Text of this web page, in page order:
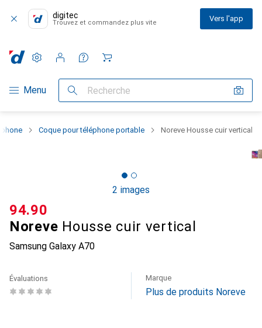
digitec
Trouvez et commandez plus vite Vers l'app
Navigation par catégorie
Menu Recherche
Paramètres
Compte client
Listes de comparaison
Listes d'envies
Panier
Coque pour téléphone portable Noreve Housse cuir vertical
2 images
Noreve Housse cuir vertical
Samsung Galaxy A70
CHF
94.90
Évaluations Marque
Plus de produits Noreve